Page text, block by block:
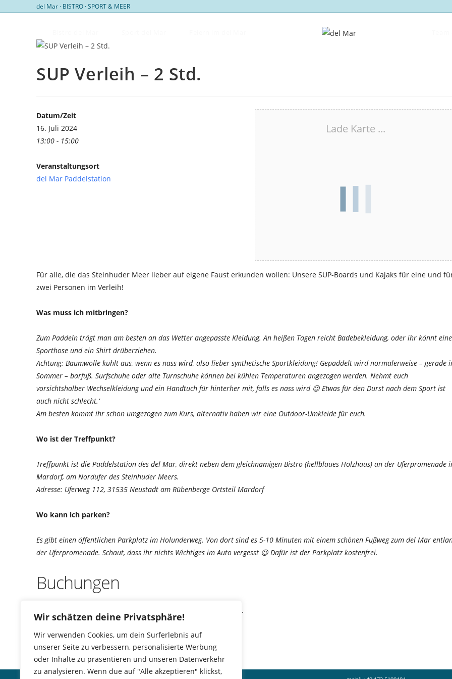
Wir schätzen deine Privatsphäre!
Wir verwenden Cookies, um dein Surferlebnis auf
unserer Seite zu verbessern, personalisierte Werbung
oder Inhalte zu präsentieren und unseren Datenverkehr
zu analysieren. Wenn due auf "Alle akzeptieren" klickst,
del Mar · BISTRO · SPORT & MEER
SUP Verleih – 2 Std.
Lade Karte ...
Datum/Zeit
16. Juli 2024
13:00 - 15:00
Veranstaltungsort
del Mar Paddelstation
Für alle, die das Steinhuder Meer lieber auf eigene Faust erkunden wollen: Unsere SUP-Boards und Kajaks für eine und
zwei Personen im Verleih!
Was muss ich mitbringen?
Zum Paddeln trägt man am besten an das Wetter angepasste Kleidung. An heißen Tagen reicht Badebekleidung, oder ihr könnt eine
Sporthose und ein Shirt drüberziehen.
Achtung: Baumwolle kühlt aus, wenn es nass wird, also lieber synthetische Sportkleidung! Gepaddelt wird normalerweise – gerade
Sommer – barfuß. Surfschuhe oder alte Turnschuhe können bei kühlen Temperaturen angezogen werden. Nehmt euch
vorsichtshalber Wechselkleidung und ein Handtuch für hinterher mit, falls es nass wird 😉 Etwas für den Durst nach dem Sport ist
auch nicht schlecht.‘
Am besten kommt ihr schon umgezogen zum Kurs, alternativ haben wir eine Outdoor-Umkleide für euch.
Wo ist der Treffpunkt?
Treffpunkt ist die Paddelstation des del Mar, direkt neben dem gleichnamigen Bistro (hellblaues Holzhaus) an der Uferpromenade
Mardorf, am Nordufer des Steinhuder Meers.
Adresse: Uferweg 112, 31535 Neustadt am Rübenberge Ortsteil Mardorf
Wo kann ich parken?
Es gibt einen öffentlichen Parkplatz im Holunderweg. Von dort sind es 5-10 Minuten mit einem schönen Fußweg zum del Mar
der Uferpromenade. Schaut, dass ihr nichts Wichtiges im Auto vergesst 😉 Dafür ist der Parkplatz kostenfrei.
Buchungen
Buchungen sind für diese Veranstaltung nicht mehr möglich.